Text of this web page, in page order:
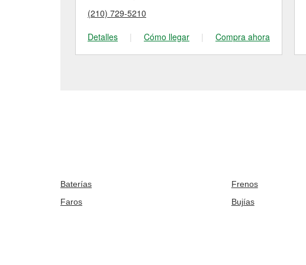
(210) 729-5210
Detalles
| Cómo llegar | Compra ahora
Baterías Frenos
Faros
Bujías